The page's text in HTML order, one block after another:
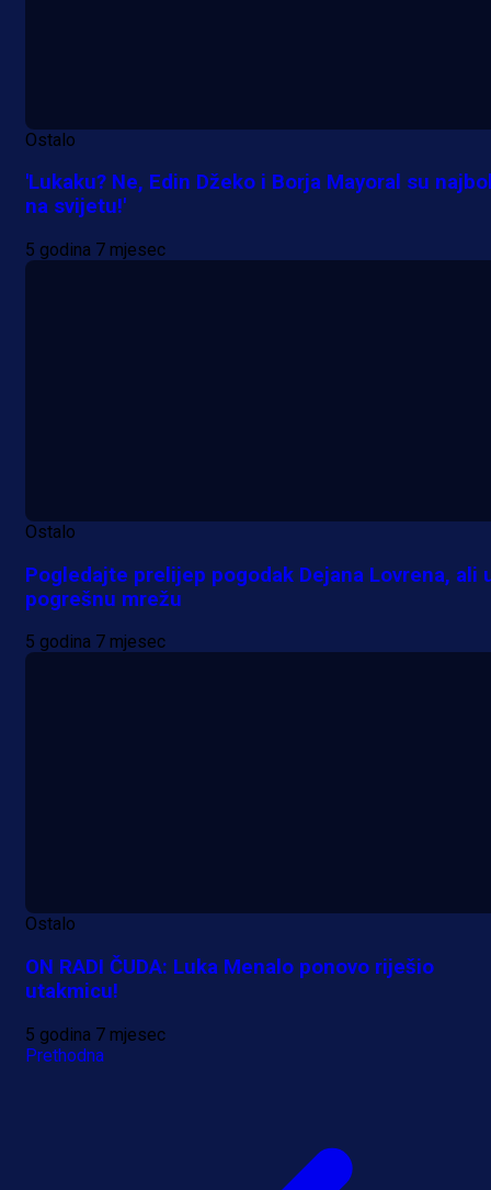
Ostalo
'Lukaku? Ne, Edin Džeko i Borja Mayoral su
na svijetu!'
5 godina 7 mjesec
Ostalo
Pogledajte prelijep pogodak Dejana Lovrena, ali
pogrešnu mrežu
5 godina 7 mjesec
Ostalo
ON RADI ČUDA: Luka Menalo ponovo riješio
utakmicu!
5 godina 7 mjesec
Prethodna